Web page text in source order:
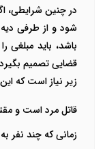
در چنین شرایطی،
شود و از طرفی
باشد، باید مبلغی
قضایی تصمیم
زیر نیاز است که
قاتل مرد است و
زمانی که چند نفر